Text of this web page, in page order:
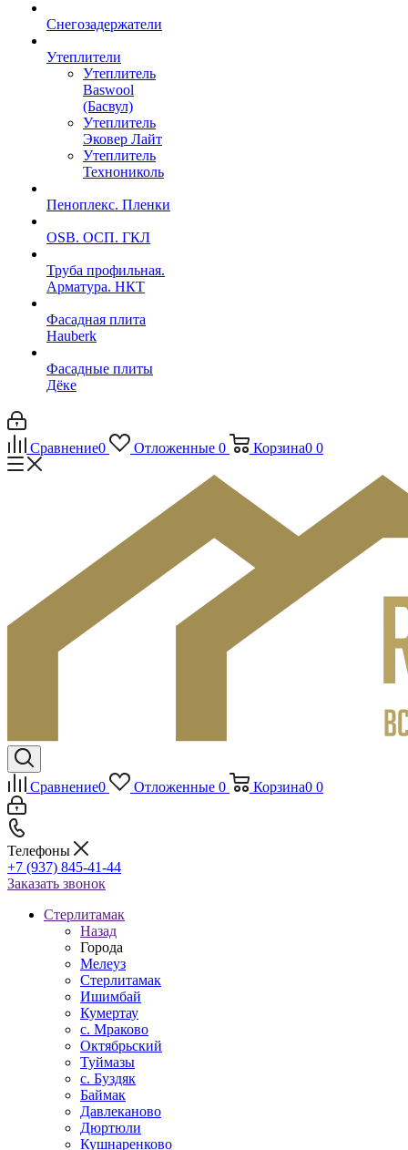
Снегозадержатели
Утеплители
Утеплитель
Baswool
(Басвул)
Утеплитель
Эковер Лайт
Утеплитель
Технониколь
Пеноплекс. Пленки
OSB. ОСП. ГКЛ
Труба профильная.
Арматура. НКТ
Фасадная плита
Hauberk
Фасадные плиты
Дёке
Сравнение0 Отложенные 0 Корзина0 0
Сравнение0 Отложенные 0 Корзина0 0
Телефоны
+7 (937) 845-41-44
Заказать звонок
Стерлитамак
Назад
Города
Мелеуз
Стерлитамак
Ишимбай
Кумертау
c. Мраково
Октябрьский
Туймазы
c. Буздяк
Баймак
Давлеканово
Дюртюли
Кушнаренково